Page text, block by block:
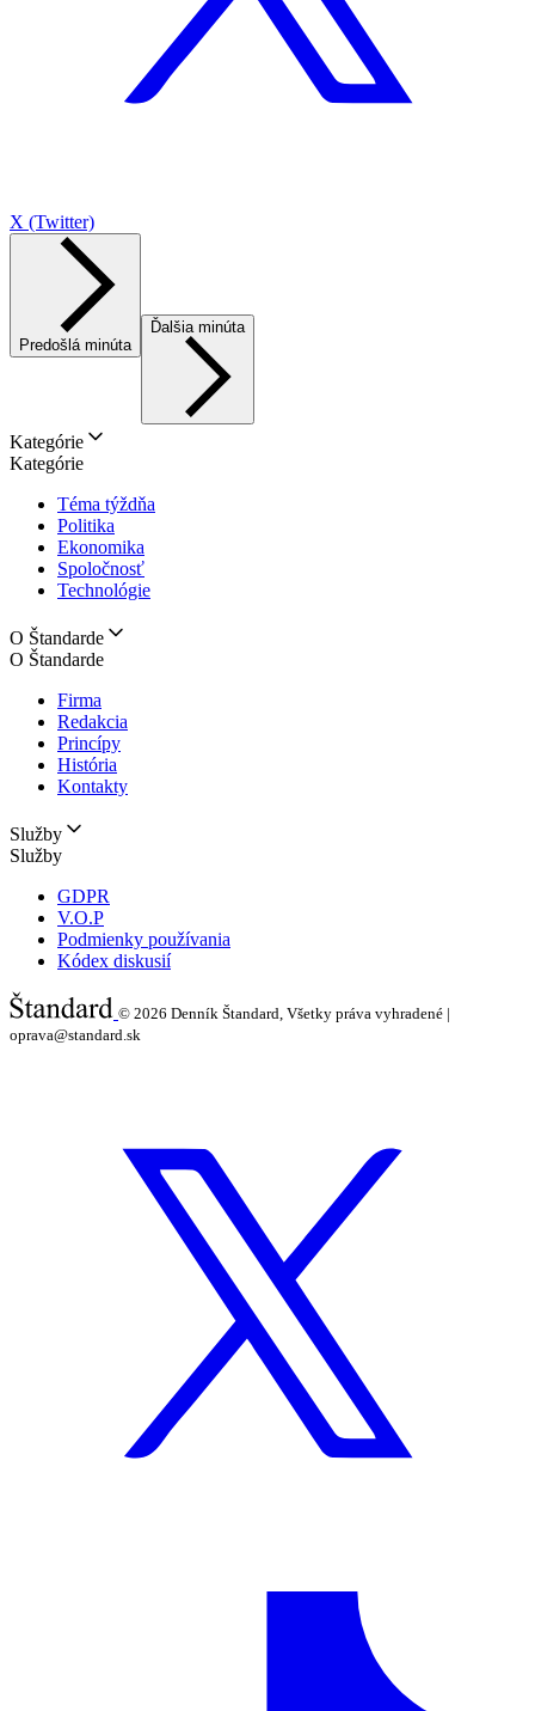
X (Twitter)
Predošlá minúta
Ďalšia minúta
Kategórie
Kategórie
Téma týždňa
Politika
Ekonomika
Spoločnosť
Technológie
O Štandarde
O Štandarde
Firma
Redakcia
Princípy
História
Kontakty
Služby
Služby
GDPR
V.O.P
Podmienky používania
Kódex diskusií
© 2026 Denník Štandard, Všetky práva vyhradené |
oprava@standard.sk